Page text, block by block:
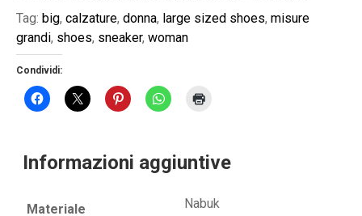
Tag: big, calzature, donna, large sized shoes, misure
grandi, shoes, sneaker, woman
Condividi:
Informazioni aggiuntive
Materiale Nabuk